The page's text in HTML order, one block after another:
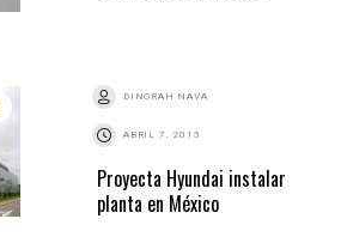
DINORAH NAVA
ABRIL 7, 2015
Proyecta Hyundai instalar
planta en México